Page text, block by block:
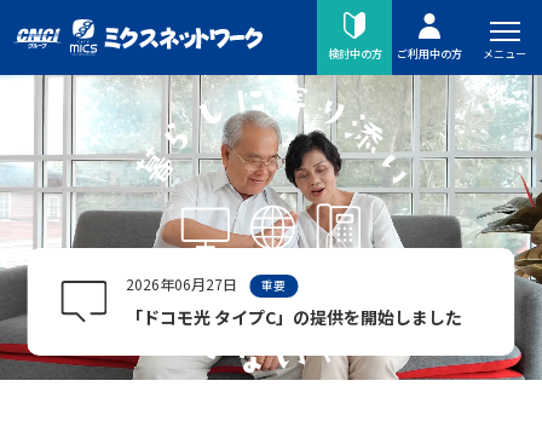
検討中の方 ご利用中の方 メニュー
2026年06月27日 重要
「ドコモ光 タイプC」の提供を開始しました